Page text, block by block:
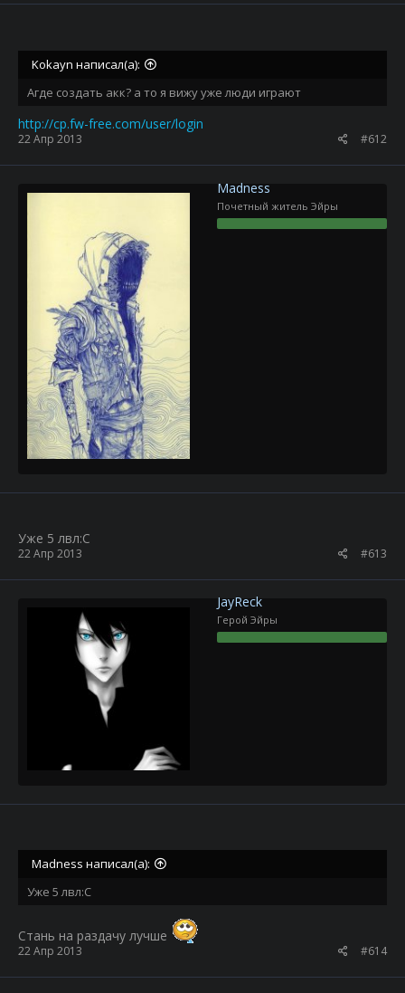
Kokayn написал(а):
Агде создать акк? а то я вижу уже люди играют
http://cp.fw-free.com/user/login
22 Апр 2013 #612
Madness
Почетный житель Эйры
Уже 5 лвл:С
22 Апр 2013 #613
JayReck
Герой Эйры
Madness написал(а):
Уже 5 лвл:С
Стань на раздачу лучше
22 Апр 2013 #614